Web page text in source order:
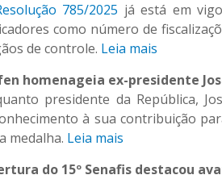
785/2025 já está em
como número de
de controle. Leia mais
homenageia ex-presidente
presidente da República,
à sua contribuição
medalha. Leia mais
do 15º Senafis destacou